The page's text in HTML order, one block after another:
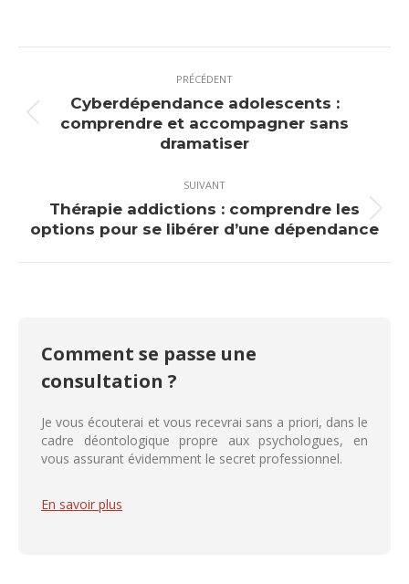
article
PRÉCÉDENT
Article
précédent
Cyberdépendance adolescents :
comprendre et accompagner sans
dramatiser
SUIVANT
Article
suivant
Thérapie addictions : comprendre les
options pour se libérer d’une dépendance
Comment se passe une
consultation ?
Je vous écouterai et vous recevrai sans a priori, dans le
cadre déontologique propre aux psychologues, en
vous assurant évidemment le secret professionnel.
En savoir plus